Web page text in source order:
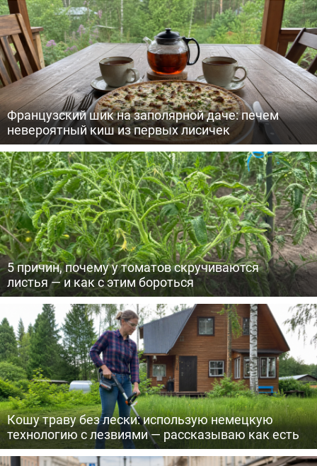
Французский шик на заполярной даче: печем
невероятный киш из первых лисичек
5 причин, почему у томатов скручиваются
листья — и как с этим бороться
Кошу траву без лески: использую немецкую
технологию с лезвиями — рассказываю как есть